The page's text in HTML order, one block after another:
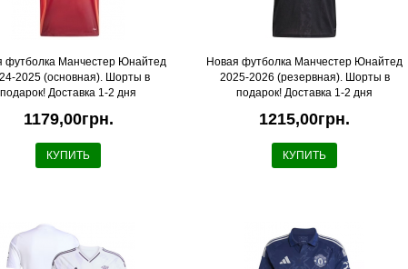
футболка Манчестер Юнайтед
2025 (основная). Шорты в
подарок! Доставка 1-2 дня
1179,00грн.
КУПИТЬ
Новая футболка Манчестер Юнайтед
2025-2026 (резервная). Шорты в
подарок! Доставка 1-2 дня
1215,00грн.
КУПИТЬ